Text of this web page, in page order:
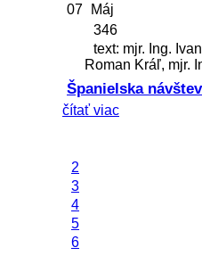
07
Máj
346
text: mjr. Ing.
Roman Kráľ, mjr.
Španielska
čítať viac
2
3
4
5
6